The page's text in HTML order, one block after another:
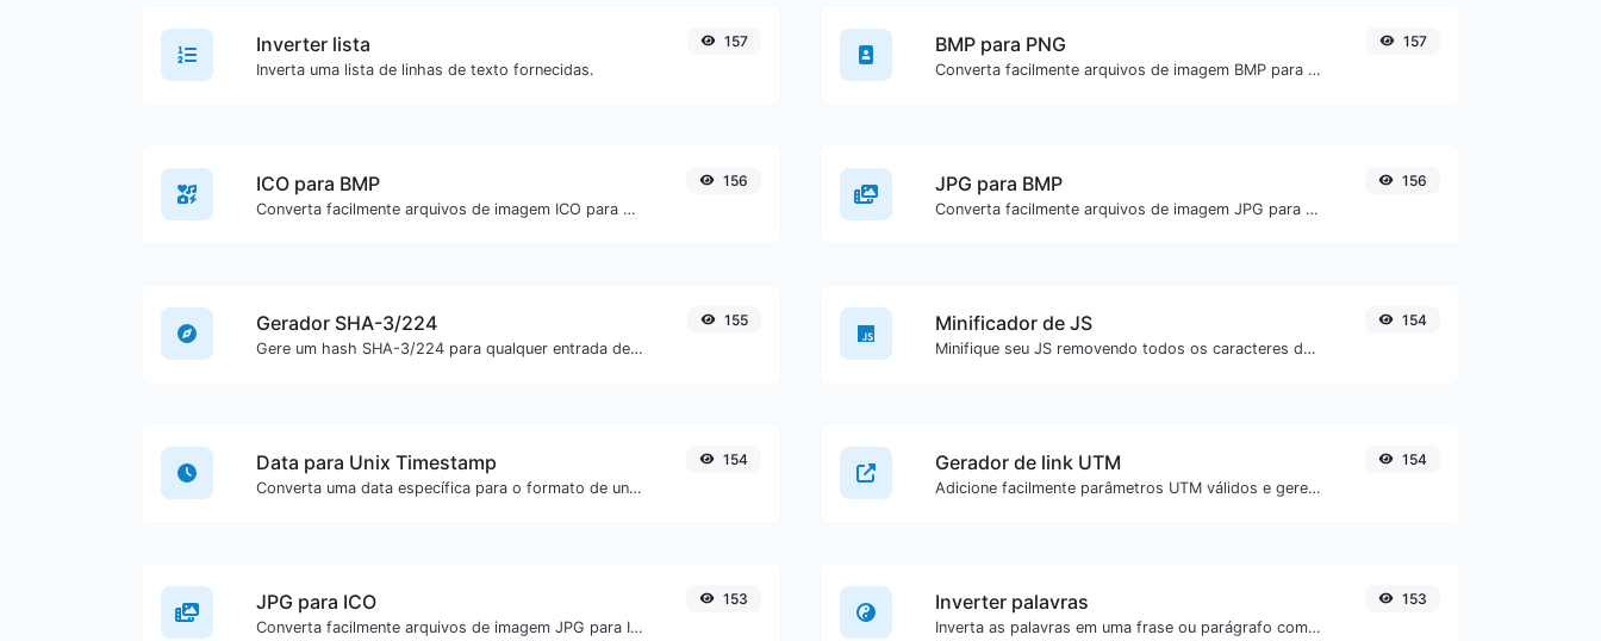
Inverter lista
Inverta uma lista de linhas de texto fornecidas.
157 BMP para PNG
Converta facilmente arquivos de imagem BMP para PNG.
157
ICO para BMP
Converta facilmente arquivos de imagem ICO para BMP.
156 JPG para BMP
Converta facilmente arquivos de imagem JPG para BMP.
156
Gerador SHA-3/224
Gere um hash SHA-3/224 para qualquer entrada de texto.
155 Minificador de JS
Minifique seu JS removendo todos os caracteres desnecessários.
154
Data para Unix Timestamp
Converta uma data específica para o formato de unix timestamp.
154 Gerador de link UTM
Adicione facilmente parâmetros UTM válidos e gere um link rastreável UTM.
154
JPG para ICO
Converta facilmente arquivos de imagem JPG para ICO.
153 Inverter palavras
Inverta as palavras em uma frase ou parágrafo com facilidade.
153